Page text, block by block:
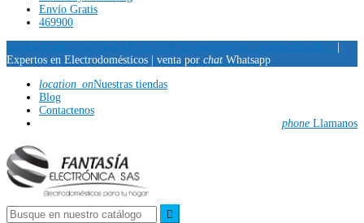
Envío Gratis
469900
Envíos gratuitos en Bogotá* de 24/48 hr para productos seleccionados*
Expertos en Electrodomésticos |
venta por chat Whatsapp
location_onNuestras tiendas
Blog
Contactenos
phone Llamanos
